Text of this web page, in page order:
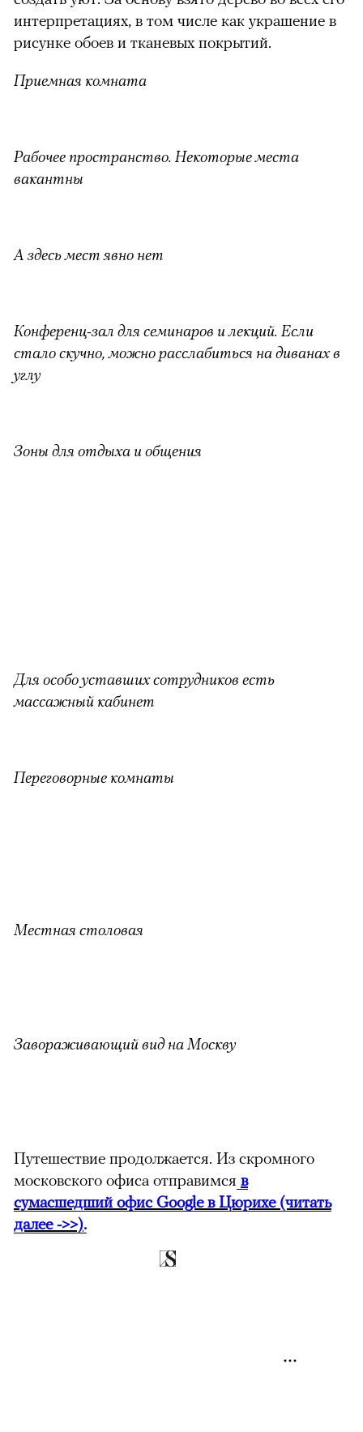
00:00 / 00:00
интерпретациях, в том числе как украшение в
рисунке обоев и тканевых покрытий.
Приемная комната
Рабочее пространство. Некоторые места
вакантны
А здесь мест явно нет
Конференц-зал для семинаров и лекций. Если
стало скучно, можно расслабиться на диванах в
углу
Зоны для отдыха и общения
Для особо уставших сотрудников есть
массажный кабинет
Переговорные комнаты
Местная столовая
Завораживающий вид на Москву
Путешествие продолжается. Из скромного
московского офиса отправимся в
сумасшедший офис Google в Цюрихе (читать
далее ->>).